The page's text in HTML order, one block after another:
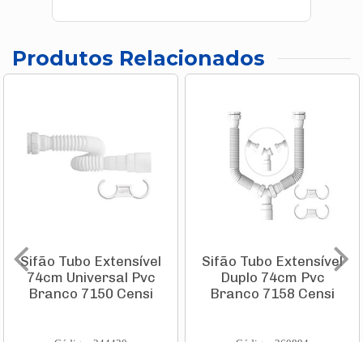
Produtos Relacionados
Sifão Tubo Extensível
74cm Universal Pvc
Branco 7150 Censi
Sifão Tubo Extensível
Duplo 74cm Pvc
Branco 7158 Censi